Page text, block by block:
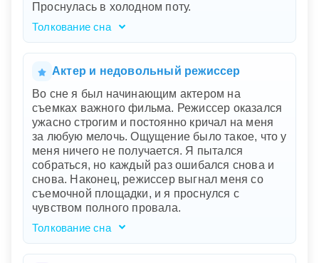
Проснулась в холодном поту.
Толкование сна
Ваш сон, наполненный драмой и
напряжением, отражает внутреннее желание
быть в центре внимания и ощущение
жизни. Бандиты, ворвавшиеся на съемочную
площадку, символизируют неожиданные
препятствия или страхи, которые мешают вам
достичь цели. Ваше сердце колотится и вы
прячетесь, показывая тревогу перед этими
вызовами. Побег и съемка происходящего на
телефон – это проявление вашего ума и
решимости справляться с трудностями и
документировать свой успех.
Актер и недовольный режиссер
Во сне я был начинающим актером на
съемках важного фильма. Режиссер оказался
ужасно строгим и постоянно кричал на меня
за любую мелочь. Ощущение было такое, что у
меня ничего не получается. Я пытался
собраться, но каждый раз ошибался снова и
снова. Наконец, режиссер выгнал меня со
съемочной площадки, и я проснулся с
чувством полного провала.
Толкование сна
Ваш сон о том, как вы были начинающим
актером на съемках важного фильма и